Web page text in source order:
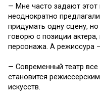
— Мне часто задают
неоднократно
придумать одну сцену,
говорю с позиции
персонажа. А режиссура
— Современный театр все
становится
искусств.